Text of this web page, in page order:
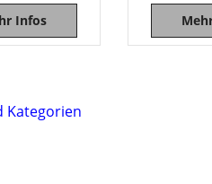
Infos
Kategorien